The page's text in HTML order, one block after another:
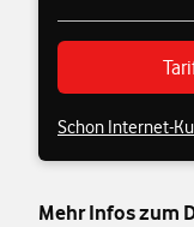
Schon Internet-
Mehr Infos zum